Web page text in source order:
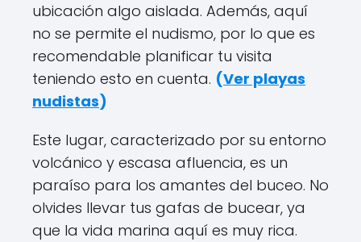
ubicación algo aislada. Además, aquí
no se permite el nudismo, por lo que es
recomendable planificar tu visita
teniendo esto en cuenta. (Ver playas
nudistas)
Este lugar, caracterizado por su entorno
volcánico y escasa afluencia, es un
paraíso para los amantes del buceo. No
olvides llevar tus gafas de bucear, ya
que la vida marina aquí es muy rica.